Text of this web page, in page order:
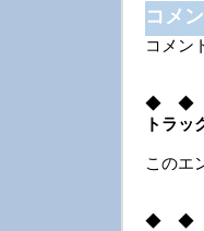
コメ
コメン
◆ ◆
トラッ
このエ
◆ ◆